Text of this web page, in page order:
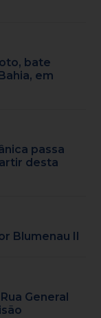
bate
em
passa
desta
Blumenau II
General